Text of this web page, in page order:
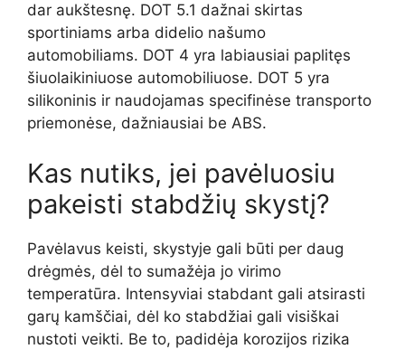
dar aukštesnę. DOT 5.1 dažnai skirtas
sportiniams arba didelio našumo
automobiliams. DOT 4 yra labiausiai paplitęs
šiuolaikiniuose automobiliuose. DOT 5 yra
silikoninis ir naudojamas specifinėse transporto
priemonėse, dažniausiai be ABS.
Kas nutiks, jei pavėluosiu
pakeisti stabdžių skystį?
Pavėlavus keisti, skystyje gali būti per daug
drėgmės, dėl to sumažėja jo virimo
temperatūra. Intensyviai stabdant gali atsirasti
garų kamščiai, dėl ko stabdžiai gali visiškai
nustoti veikti. Be to, padidėja korozijos rizika